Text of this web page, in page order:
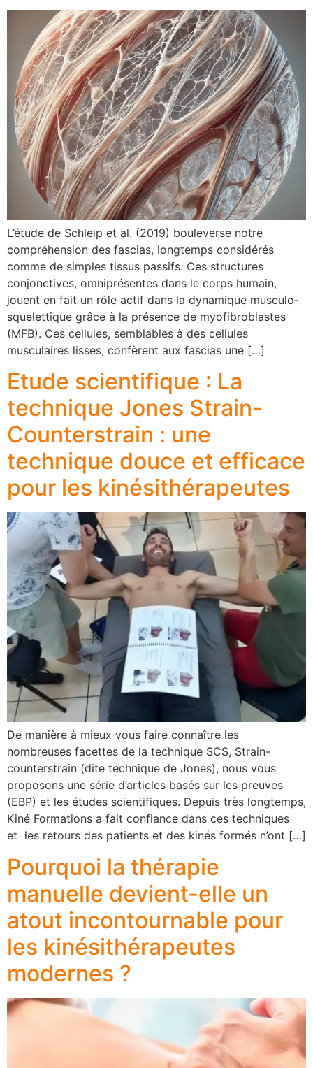
L’étude de Schleip et al. (2019) bouleverse notre
compréhension des fascias, longtemps considérés
comme de simples tissus passifs. Ces structures
conjonctives, omniprésentes dans le corps humain,
jouent en fait un rôle actif dans la dynamique musculo-
squelettique grâce à la présence de myofibroblastes
(MFB). Ces cellules, semblables à des cellules
musculaires lisses, confèrent aux fascias une […]
Etude scientifique : La
technique Jones Strain-
Counterstrain : une
technique douce et efficace
pour les kinésithérapeutes
De manière à mieux vous faire connaître les
nombreuses facettes de la technique SCS, Strain-
counterstrain (dite technique de Jones), nous vous
proposons une série d’articles basés sur les preuves
(EBP) et les études scientifiques. Depuis très longtemps,
Kiné Formations a fait confiance dans ces techniques
et les retours des patients et des kinés formés n’ont […]
Pourquoi la thérapie
manuelle devient-elle un
atout incontournable pour
les kinésithérapeutes
modernes ?